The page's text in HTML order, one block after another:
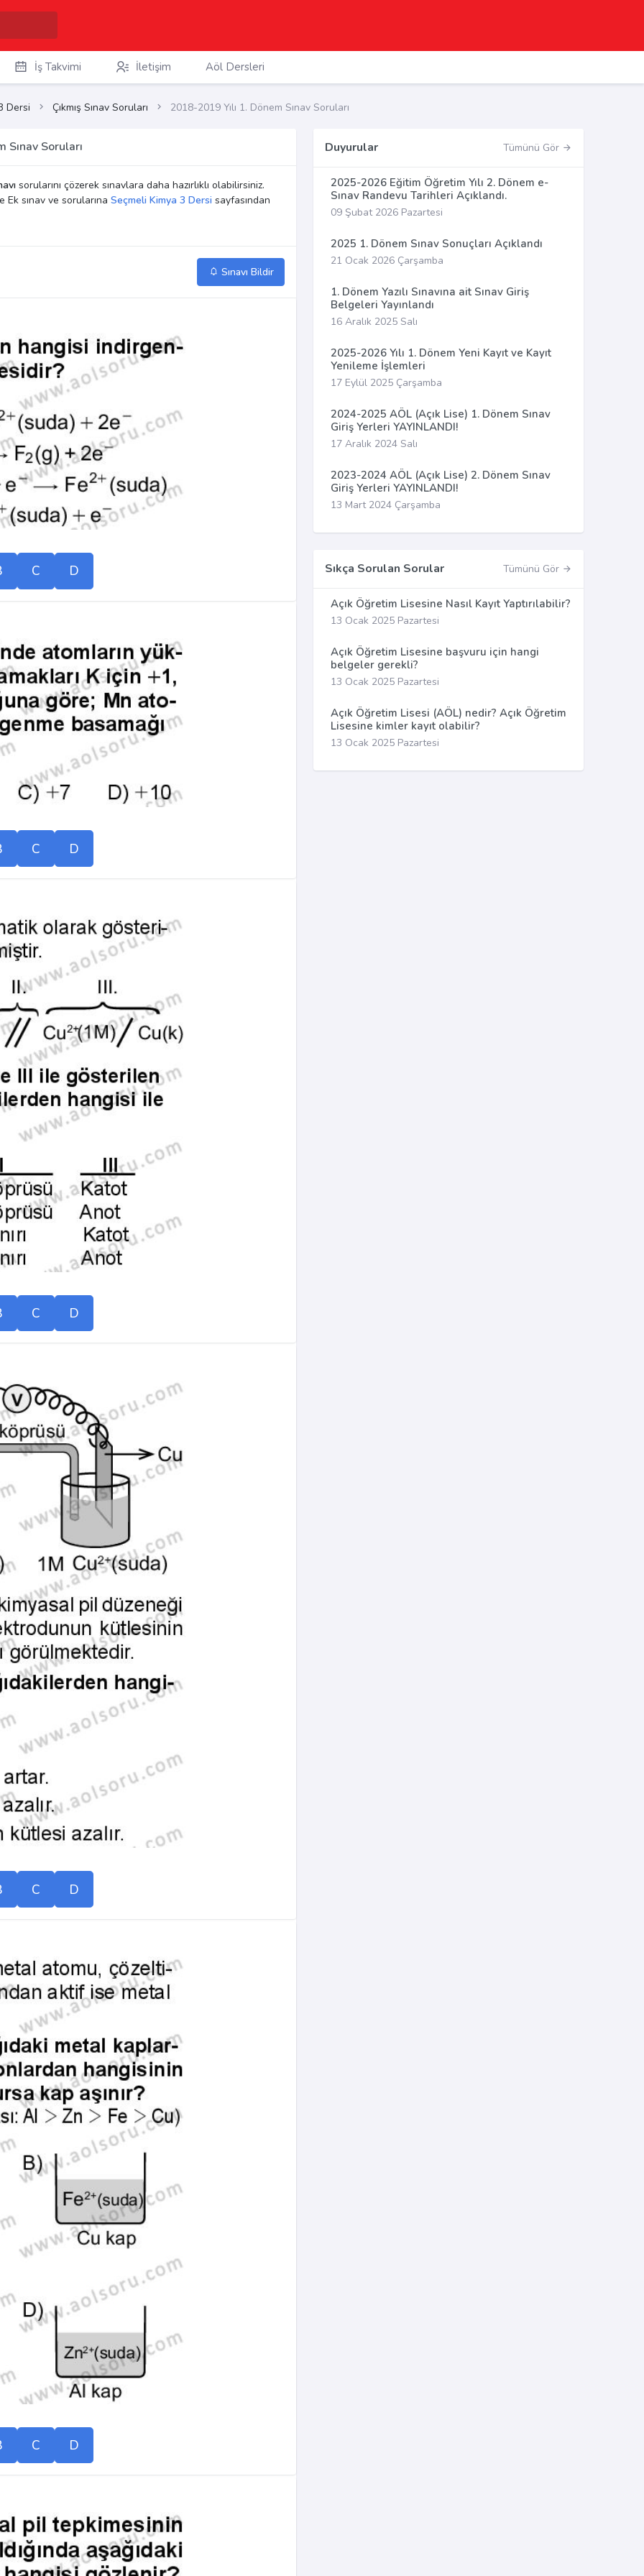
İş Takvimi İletişim Aöl Dersleri
Dersi Çıkmış Sınav Soruları 2018-2019 Yılı 1. Dönem Sınav Soruları
Soruları
sorularını çözerek sınavlara daha hazırlıklı olabilirsiniz.
sınav ve sorularına Seçmeli Kimya 3 Dersi sayfasından
Sınavı Bildir
C D
C D
C D
C D
C D
Duyurular Tümünü Gör
2025-2026 Eğitim Öğretim Yılı 2. Dönem e-
Sınav Randevu Tarihleri Açıklandı.
09 Şubat 2026 Pazartesi
2025 1. Dönem Sınav Sonuçları Açıklandı
21 Ocak 2026 Çarşamba
1. Dönem Yazılı Sınavına ait Sınav Giriş
Belgeleri Yayınlandı
16 Aralık 2025 Salı
2025-2026 Yılı 1. Dönem Yeni Kayıt ve Kayıt
Yenileme İşlemleri
17 Eylül 2025 Çarşamba
2024-2025 AÖL (Açık Lise) 1. Dönem Sınav
Giriş Yerleri YAYINLANDI!
17 Aralık 2024 Salı
2023-2024 AÖL (Açık Lise) 2. Dönem Sınav
Giriş Yerleri YAYINLANDI!
13 Mart 2024 Çarşamba
Sıkça Sorulan Sorular Tümünü Gör
Açık Öğretim Lisesine Nasıl Kayıt Yaptırılabilir?
13 Ocak 2025 Pazartesi
Açık Öğretim Lisesine başvuru için hangi
belgeler gerekli?
13 Ocak 2025 Pazartesi
Açık Öğretim Lisesi (AÖL) nedir? Açık Öğretim
Lisesine kimler kayıt olabilir?
13 Ocak 2025 Pazartesi